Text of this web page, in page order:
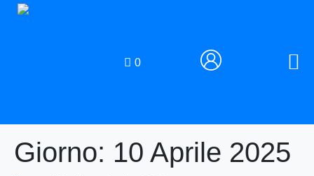
0
Giorno: 10 Aprile 2025